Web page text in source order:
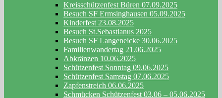
Kreisschützenfest Büren 07.09.2025
Besuch SF Ermsinghausen 05.09.2025
Kinderfest 23.08.2025
Besuch St.Sebastianus 2025
Besuch SF Langeneicke 30.06.2025
Familienwandertag 21.06.2025
Abkränzen 10.06.2025
Schützenfest Sonntag 09.06.2025
Schützenfest Samstag 07.06.2025
Zapfenstreich 06.06.2025
Schmücken Schützenfest 03.06 – 05.06.2025